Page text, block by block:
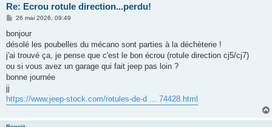
Re: Ecrou rotule direction...perdu!
M
s
a
g
26 mai 2026, 09:49
bonjour
désolé les poubelles du mécano sont parties à la déchèterie !
j'ai trouvé ça, je pense que c'est le bon écrou (rotule direction cj5/cj7)
ou si vous avez un garage qui fait jeep pas loin ?
bonne journée
jj
https://www.jeep-stock.com/rotules-de-d ... 74428.html